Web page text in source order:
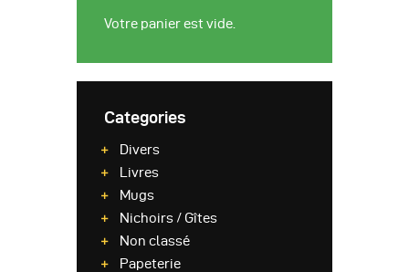
Votre panier est vide.
Categories
Divers
Livres
Mugs
Nichoirs / Gîtes
Non classé
Papeterie